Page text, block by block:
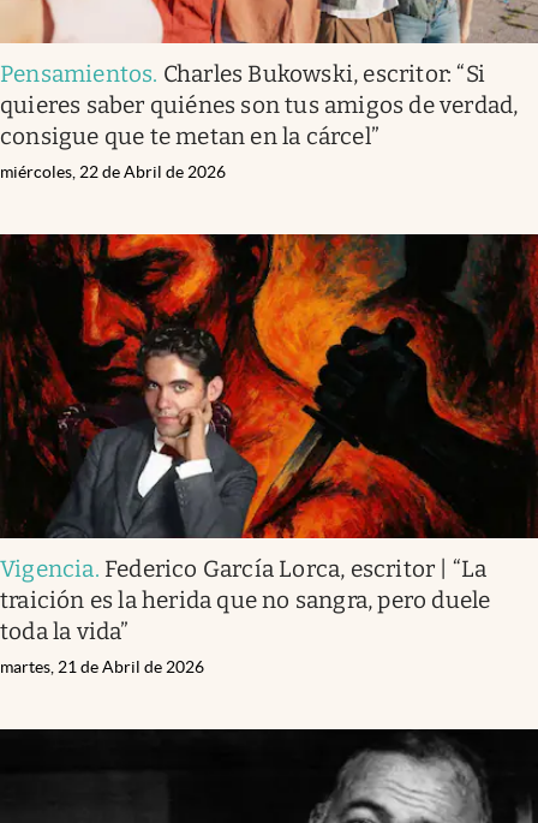
Pensamientos. Charles Bukowski, escritor: “Si
quieres saber quiénes son tus amigos de verdad,
consigue que te metan en la cárcel”
miércoles, 22 de Abril de 2026
Vigencia. Federico García Lorca, escritor | “La
traición es la herida que no sangra, pero duele
toda la vida”
martes, 21 de Abril de 2026